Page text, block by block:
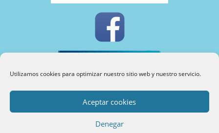
Utilizamos cookies para optimizar nuestro sitio web y nuestro servicio.
Aceptar cookies
Denegar
INUPSI©2024